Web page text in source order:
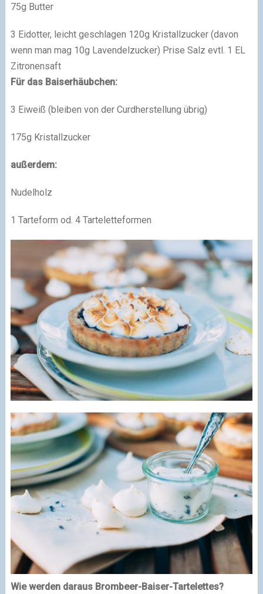
75g Butter
3 Eidotter, leicht geschlagen 120g Kristallzucker (davon
wenn man mag 10g Lavendelzucker) Prise Salz evtl. 1 EL
Zitronensaft
Für das Baiserhäubchen:
3 Eiweiß (bleiben von der Curdherstellung übrig)
175g Kristallzucker
außerdem:
Nudelholz
1 Tarteform od. 4 Tarteletteformen
Wie werden daraus Brombeer-Baiser-Tartelettes?